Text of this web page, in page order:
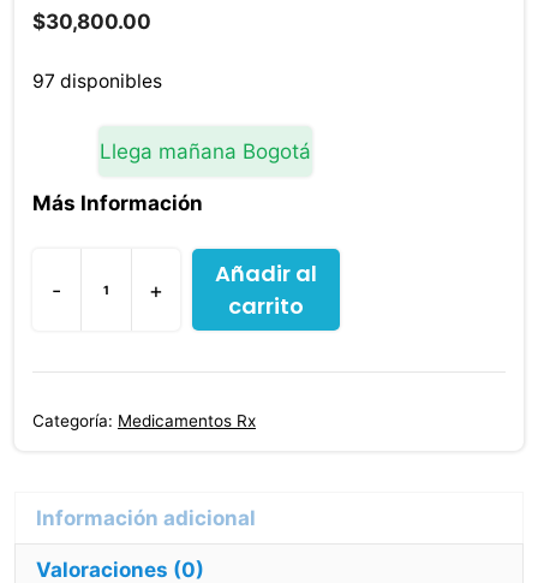
$30,800.00
97 disponibles
Llega mañana Bogotá
Más Información
-
Lamotrigina
Lamictal
50
30
+
Añadir al
carrito
Categoría: Medicamentos Rx
Información adicional
Valoraciones (0)